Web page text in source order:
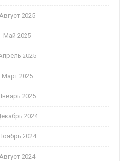
Август 2025
Май 2025
2025
Март 2025
2025
2024
2024
Август 2024